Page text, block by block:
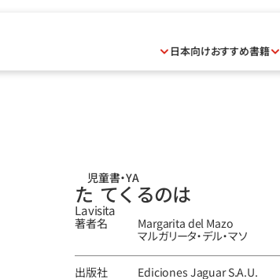
日本向けおすすめ書籍
児童書・YA
た  てくるのは
La visita
著者名
Margarita del Mazo
マルガリータ・デル・マソ
出版社
Ediciones Jaguar S.A.U.